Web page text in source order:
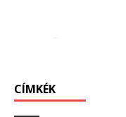
CÍMKÉK